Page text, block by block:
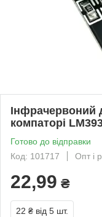
Інфрачервоний
компаторі
Готово до відправки
Код: 101717
Опт і
22,99 ₴
22 ₴ від 5 шт.